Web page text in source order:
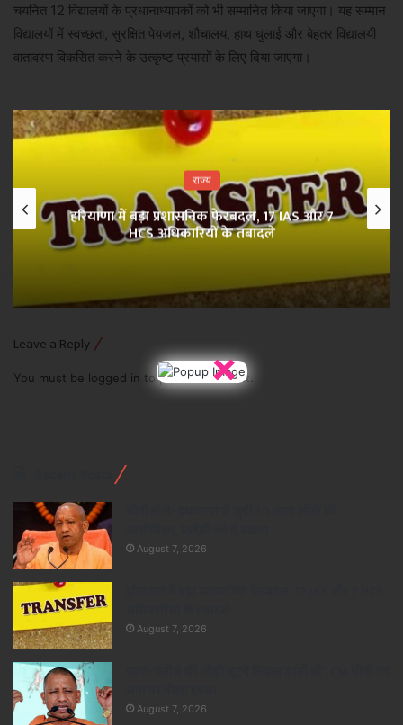
चयनित 12 विद्यालयों के प्रधानाध्यापकों को भी सम्मानित किया जाएगा। यह सम्मान
विद्यालयों में स्वच्छता, सुरक्षित पेयजल, शौचालय, हाथ धुलाई और बेहतर विद्यालयी
वातावरण विकसित करने के उत्कृष्ट प्रयासों के लिए दिया जाएगा।
राज्य
हरियाणा में बड़ा प्रशासनिक फेरबदल, 17 IAS और 7
HCS अधिकारियों के तबादले
Leave a Reply
You must be logged in to post a comment.
×
August 7, 2026
August 7, 2026
August 7, 2026